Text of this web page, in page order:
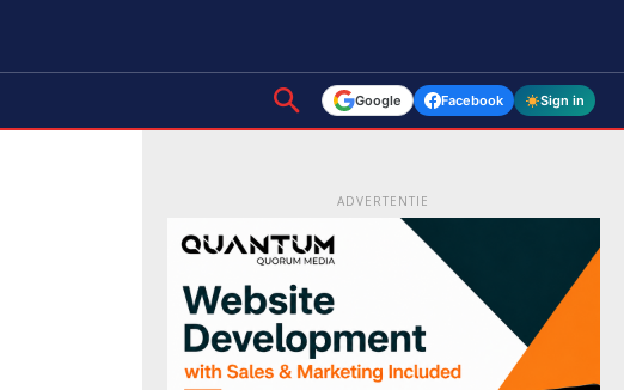
Google Facebook Sign in
ADVERTENTIE